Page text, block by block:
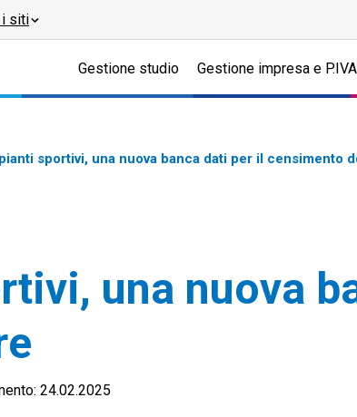
i siti
Gestione studio Gestione impresa e P.IVA
sportivi, una nuova banca dati per il censimento
una nuova
24.02.2025